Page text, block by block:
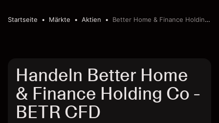
Startseite Märkte Aktien Better Home & Finance Holding Co
Handeln Better Home
& Finance Holding Co -
BETR CFD